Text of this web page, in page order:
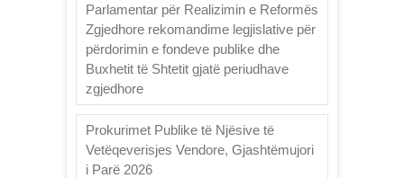
Parlamentar për Realizimin e Reformës
Zgjedhore rekomandime legjislative për
përdorimin e fondeve publike dhe
Buxhetit të Shtetit gjatë periudhave
zgjedhore
Prokurimet Publike të Njësive të
Vetëqeverisjes Vendore, Gjashtëmujori
i Parë 2026